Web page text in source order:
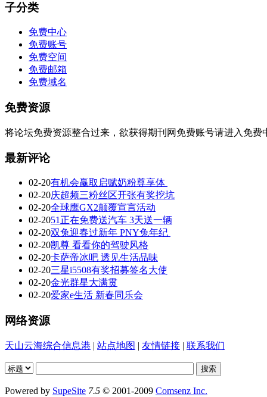
子分类
免费中心
免费账号
免费空间
免费邮箱
免费域名
免费资源
将论坛免费资源整合过来，欲获得期刊网免费账号请进入免
最新评论
02-20有机会赢取启赋奶粉尊享体
02-20庆超频三粉丝区开张有奖挖坑
02-20全球鹰GX2颠覆宣言活动
02-2051正在免费送汽车 3天送一辆
02-20双兔迎春过新年 PNY兔年纪
02-20凯尊 看看你的驾驶风格
02-20卡萨帝冰吧 透见生活品味
02-20三星i5508有奖招募签名大使
02-20金光群星大满贯
02-20爱家e生活 新春同乐会
网络资源
天山云海综合信息港 | 站点地图 | 友情链接 | 联系我们
Powered by SupeSite 7.5 © 2001-2009 Comsenz Inc.